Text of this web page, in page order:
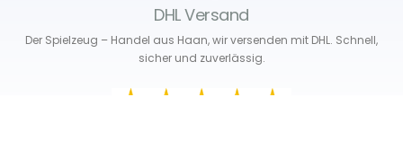
DHL Versand
Der Spielzeug – Handel aus Haan, wir versenden mit DHL. Schnell,
sicher und zuverlässig.